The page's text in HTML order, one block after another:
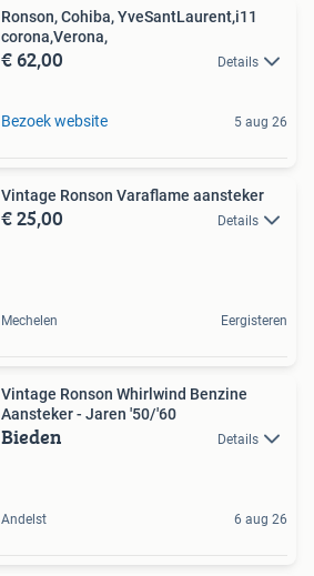
Ronson, Cohiba, YveSantLaurent,i11
corona,Verona,
€ 62,00 Details
Bezoek website 5 aug 26
Vintage Ronson Varaflame aansteker
€ 25,00 Details
Mechelen Eergisteren
Vintage Ronson Whirlwind Benzine
Aansteker - Jaren '50/'60
Bieden Details
Andelst 6 aug 26